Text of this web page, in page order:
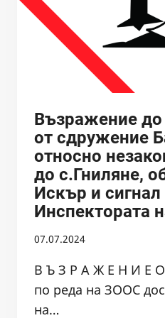
Възражение
от сдружение
относно
до с.Гниляне,
Искър и сигнал
Инспектората
07.07.2024
В Ъ З Р А Ж Е Н И Е
по реда на ЗООС
на…